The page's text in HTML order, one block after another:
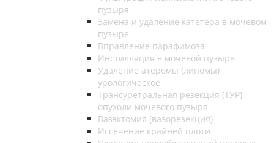
пузыря
Замена и удаление катетера в мочевом
пузыре
Вправление парафимоза
Инстилляция в мочевой пузырь
Удаление атеромы (липомы)
урологическое
Трансуретральная резекция (ТУР)
опухоли мочевого пузыря
Вазэктомия (вазорезекция)
Иссечение крайней плоти